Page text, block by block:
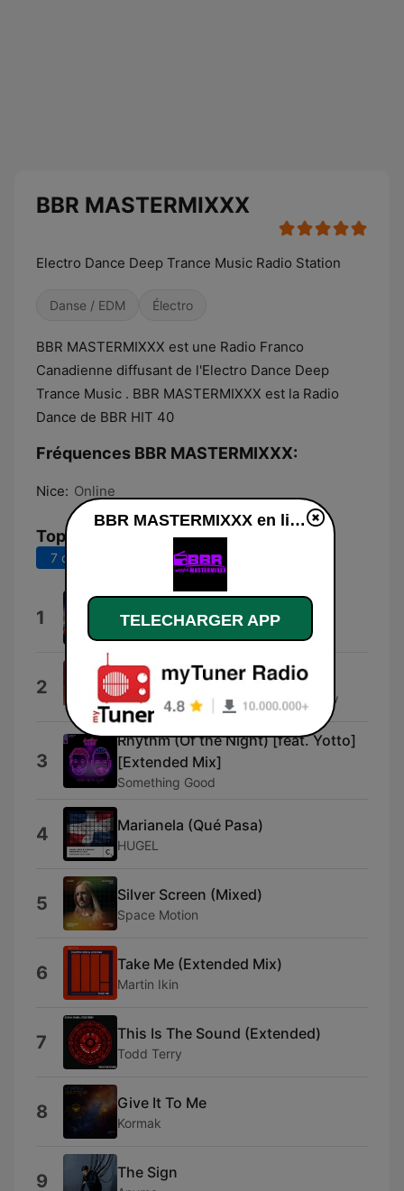
BBR MASTERMIXXX
Electro Dance Deep Trance Music Radio Station
Danse / EDM Électro
BBR MASTERMIXXX est une Radio Franco
Canadienne diffusant de l'Electro Dance Deep
Trance Music . BBR MASTERMIXXX est la Radio
Dance de BBR HIT 40
Fréquences BBR MASTERMIXXX:
Nice: Online
Top titres
7 derniers jours 30 derniers jours
1 Mau P
2 Can't Get Enough
Block & Crown & Sebastian Gnewkow
3
Rhythm (Of the Night) [feat. Yotto]
[Extended Mix]
Something Good
4 Marianela (Qué Pasa)
HUGEL
5 Silver Screen (Mixed)
Space Motion
6 Take Me (Extended Mix)
Martin Ikin
7 This Is The Sound (Extended)
Todd Terry
8 Give It To Me
Kormak
9 The Sign
BBR MASTERMIXXX en ligne
TELECHARGER APP